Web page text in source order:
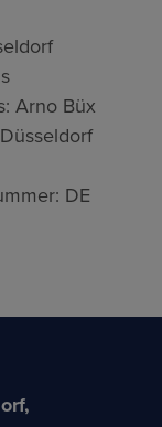
Arno Büx
DE